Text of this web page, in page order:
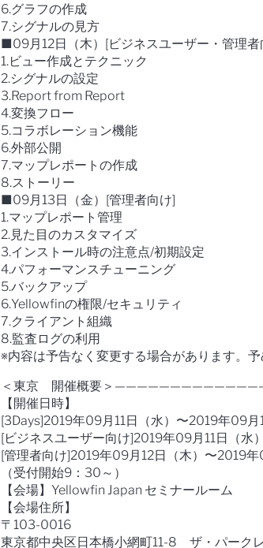
6.グラフの作成
7.シグナルの見方
■09月12日（木）[ビジネスユーザー・管理者
1.ビュー作成とテクニック
2.シグナルの設定
3.Report from Report
4.変換フロー
5.コラボレーション機能
6.外部公開
7.マップレポートの作成
8.ストーリー
■09月13日（金）[管理者向け]
1.マップレポート管理
2.見た目のカスタマイズ
3.インストール時の注意点/初期設定
4.パフォーマンスチューニング
5.バックアップ
6.Yellowfinの権限/セキュリティ
7.クライアント組織
8.監査ログの利用
※内容は予告なく変更する場合があります。予
＜東京 開催概要＞
【開催日時】
[3Days]2019年09月11日（水）〜2019年09
[ビジネスユーザー向け]2019年09月11日（
[管理者向け]2019年09月12日（木）〜2019
（受付開始9：30～）
【会場】Yellowfin Japan セミナールーム
【会場住所】
〒103-0016
東京都中央区日本橋小網町11-8 ザ・パーク